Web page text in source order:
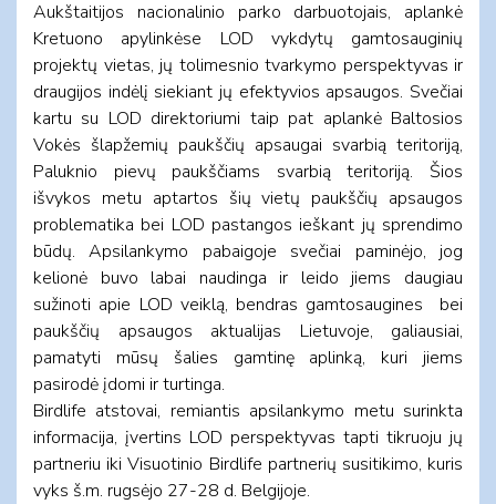
Aukštaitijos nacionalinio parko darbuotojais, aplankė
Kretuono apylinkėse LOD vykdytų gamtosauginių
projektų vietas, jų tolimesnio tvarkymo perspektyvas ir
draugijos indėlį siekiant jų efektyvios apsaugos. Svečiai
kartu su LOD direktoriumi taip pat aplankė Baltosios
Vokės šlapžemių paukščių apsaugai svarbią teritoriją,
Paluknio pievų paukščiams svarbią teritoriją. Šios
išvykos metu aptartos šių vietų paukščių apsaugos
problematika bei LOD pastangos ieškant jų sprendimo
būdų. Apsilankymo pabaigoje svečiai paminėjo, jog
kelionė buvo labai naudinga ir leido jiems daugiau
sužinoti apie LOD veiklą, bendras gamtosaugines bei
paukščių apsaugos aktualijas Lietuvoje, galiausiai,
pamatyti mūsų šalies gamtinę aplinką, kuri jiems
pasirodė įdomi ir turtinga.
Birdlife atstovai, remiantis apsilankymo metu surinkta
informacija, įvertins LOD perspektyvas tapti tikruoju jų
partneriu iki Visuotinio Birdlife partnerių susitikimo, kuris
vyks š.m. rugsėjo 27-28 d. Belgijoje.